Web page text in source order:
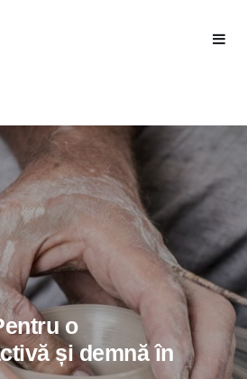
o
și demnă în